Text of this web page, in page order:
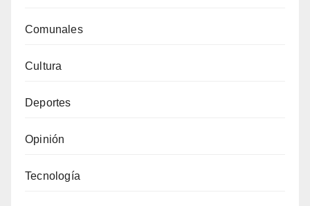
Comunales
Cultura
Deportes
Opinión
Tecnología